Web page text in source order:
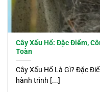
Cây Xấu Hổ: Đặc Điểm,
Toàn
Cây Xấu Hổ Là Gì? Đặc
hành trình [...]